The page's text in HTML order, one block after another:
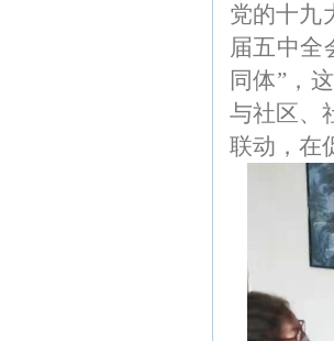
党的十九
届五中全
同体”，
与社区、
联动，在